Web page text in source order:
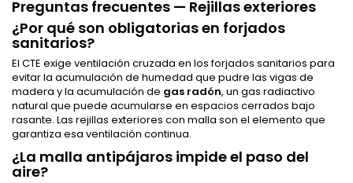
Preguntas frecuentes — Rejillas exteriores
¿Por qué son obligatorias en forjados
sanitarios?
El CTE exige ventilación cruzada en los forjados sanitarios para
evitar la acumulación de humedad que pudre las vigas de
madera y la acumulación de gas radón, un gas radiactivo
natural que puede acumularse en espacios cerrados bajo
rasante. Las rejillas exteriores con malla son el elemento que
garantiza esa ventilación continua.
¿La malla antipájaros impide el paso del
aire?